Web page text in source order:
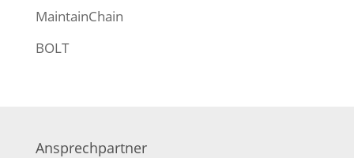
MaintainChain
BOLT
Ansprechpartner